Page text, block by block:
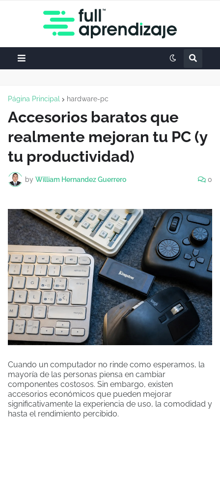
Página Principal hardware-pc
Accesorios baratos que
realmente mejoran tu PC (y
tu productividad)
by William Hernandez Guerrero 0
Cuando un computador no rinde como esperamos, la
mayoría de las personas piensa en cambiar
componentes costosos. Sin embargo, existen
accesorios económicos que pueden mejorar
significativamente la experiencia de uso, la comodidad y
hasta el rendimiento percibido.